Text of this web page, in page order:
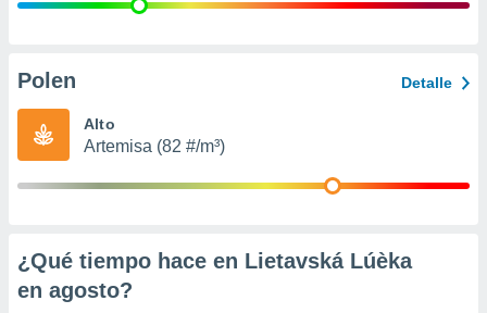
e
publicidad
Polen Detalle
Alto
Artemisa (82 #/m³)
¿Qué tiempo hace en Lietavská Lúèka
en agosto?